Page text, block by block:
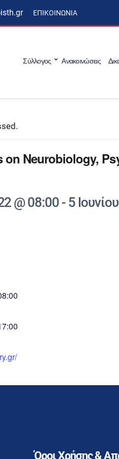
ΕΠΙΚΟΙΝΩΝΊΑ
Σύλλογος Ανακοινώσεις
on Neurobiology,
@ 08:00 - 5
Όροι Χρήσης &